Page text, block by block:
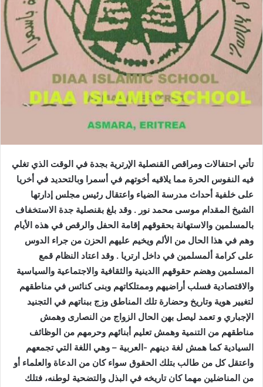
ل
ك
ت
ر
ن
ي
ا
تأتي احتفالات ومراقص القنصلية اﻹرترية بجدة في الوقت الذي تغلي
فيه النفوس الحرة مما يلاقيه أخوتهم في أسمرا وبالتحديد في أخريا
على خلفية أحداث مدرسة الضياء واعتقال رئيس مجلس إدارتها
الشيخ المقدام موسى محمد نور . وقد بلغ بقنصلية جدة الاستخفاف
بالمسلمين والاستهانة بحقوقهم إقامة الحفل والرقص في هذه اﻷيام
وهم في هذا الحال من الألم ويخيم عليهم الحزن من جراء الدوس
على كرامة ألمسلمين في داخل ارتريا . وقد اعتاد النظام قمع
المسلمين وهضم حقوقهم االدينية والثقافية والاجتماعية والسياسية
والاقتصادية فسلب أراضيهم وممتلكاتهم وبنى كنائس في مناطقهم
لتغيير هوية وتاريخ وحضارة تلك المناطق وزج ببناتهم في التجنيد
الإجباري و تعمد ليصل بهن الحال الزواج من النصارى وهمش
مناطقهم من التنمية وهمش تعليم أبنائهم وحرمهم من الوظائف
السيادية كما همش لغة دينهم -العربية – وهي اللغة التي تجمعهم
واعتقل كل من طالب بتلك الحقوق سواء كان من الدعاة والعلماء أو
من المناضلين مهما كان تاريخه في البذل والتضحية لوطنه، فتلك